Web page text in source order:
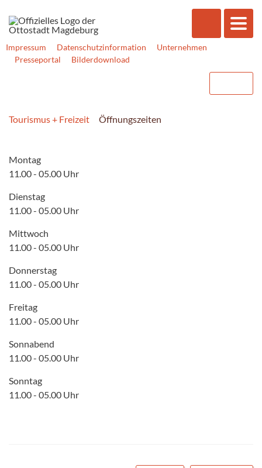
Impressum Datenschutzinformation
Unternehmen
Presseportal
Bilderdownload
Tourismus + Freizeit Öffnungszeiten
Montag
11.00 - 05.00 Uhr
Dienstag
11.00 - 05.00 Uhr
Mittwoch
11.00 - 05.00 Uhr
Donnerstag
11.00 - 05.00 Uhr
Freitag
11.00 - 05.00 Uhr
Sonnabend
11.00 - 05.00 Uhr
Sonntag
11.00 - 05.00 Uhr